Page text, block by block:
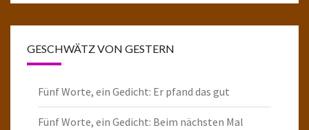
GESCHWÄTZ VON GESTERN
Fünf Worte, ein Gedicht: Er pfand das gut
Fünf Worte, ein Gedicht: Beim nächsten Mal